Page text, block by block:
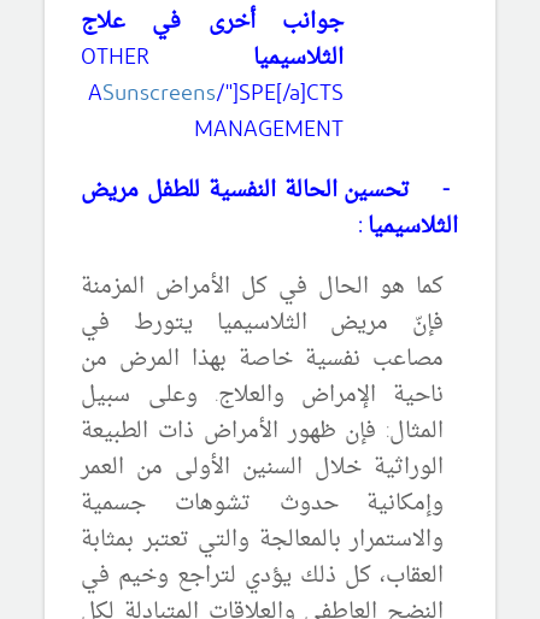
جوانب أخرى في علاج
الثلاسيميا OTHER
ASunscreens/"]SPE[/a]CTS
MANAGEMENT
-
تحسين الحالة النفسية للطفل مريض
الثلاسيميا :
كما هو الحال في كل الأمراض المزمنة
فإنّ مريض الثلاسيميا يتورط في
مصاعب نفسية خاصة بهذا المرض من
ناحية الإمراض والعلاج. وعلى سبيل
المثال: فإن ظهور الأمراض ذات الطبيعة
الوراثية خلال السنين الأولى من العمر
وإمكانية حدوث تشوهات جسمية
والاستمرار بالمعالجة والتي تعتبر بمثابة
العقاب، كل ذلك يؤدي لتراجع وخيم في